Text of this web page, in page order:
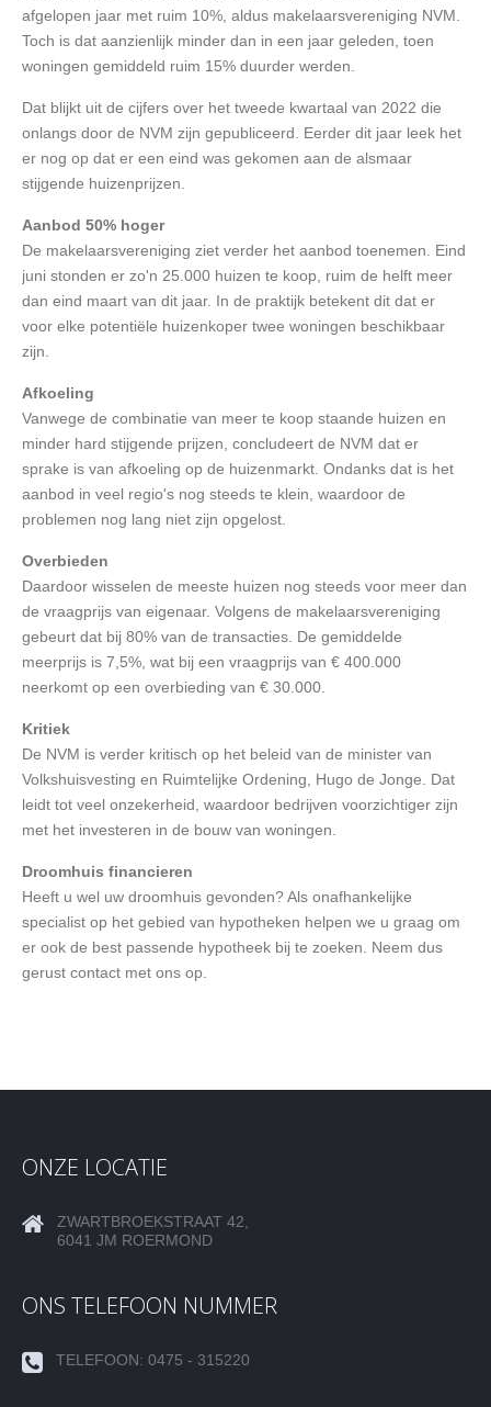
afgelopen jaar met ruim 10%, aldus makelaarsvereniging NVM.
Toch is dat aanzienlijk minder dan in een jaar geleden, toen
woningen gemiddeld ruim 15% duurder werden.
Dat blijkt uit de cijfers over het tweede kwartaal van 2022 die
onlangs door de NVM zijn gepubliceerd. Eerder dit jaar leek het
er nog op dat er een eind was gekomen aan de alsmaar
stijgende huizenprijzen.
Aanbod 50% hoger
De makelaarsvereniging ziet verder het aanbod toenemen. Eind
juni stonden er zo'n 25.000 huizen te koop, ruim de helft meer
dan eind maart van dit jaar. In de praktijk betekent dit dat er
voor elke potentiële huizenkoper twee woningen beschikbaar
zijn.
Afkoeling
Vanwege de combinatie van meer te koop staande huizen en
minder hard stijgende prijzen, concludeert de NVM dat er
sprake is van afkoeling op de huizenmarkt. Ondanks dat is het
aanbod in veel regio's nog steeds te klein, waardoor de
problemen nog lang niet zijn opgelost.
Overbieden
Daardoor wisselen de meeste huizen nog steeds voor meer dan
de vraagprijs van eigenaar. Volgens de makelaarsvereniging
gebeurt dat bij 80% van de transacties. De gemiddelde
meerprijs is 7,5%, wat bij een vraagprijs van € 400.000
neerkomt op een overbieding van € 30.000.
Kritiek
De NVM is verder kritisch op het beleid van de minister van
Volkshuisvesting en Ruimtelijke Ordening, Hugo de Jonge. Dat
leidt tot veel onzekerheid, waardoor bedrijven voorzichtiger zijn
met het investeren in de bouw van woningen.
Droomhuis financieren
Heeft u wel uw droomhuis gevonden? Als onafhankelijke
specialist op het gebied van hypotheken helpen we u graag om
er ook de best passende hypotheek bij te zoeken. Neem dus
gerust contact met ons op.
ONZE LOCATIE
ZWARTBROEKSTRAAT 42,
6041 JM ROERMOND
ONS TELEFOON NUMMER
TELEFOON: 0475 - 315220